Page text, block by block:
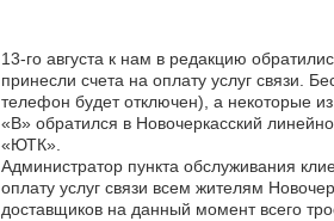
13-го августа к нам в редакцию
принесли счета на оплату услуг связи.
телефон будет отключен), а некоторые
«В» обратился в Новочеркасский
«ЮТК».
Администратор пункта обслуживания
оплату услуг связи всем жителям
доставщиков на данный момент всего